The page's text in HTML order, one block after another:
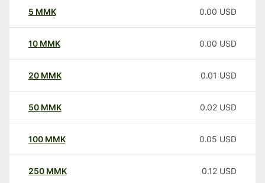
5 MMK 0.00 USD
10 MMK 0.00 USD
20 MMK 0.01 USD
50 MMK 0.02 USD
100 MMK 0.05 USD
250 MMK 0.12 USD